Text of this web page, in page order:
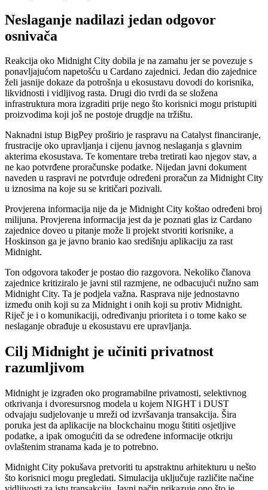
Neslaganje nadilazi jedan odgovor
osnivača
Reakcija oko Midnight City dobila je na zamahu jer se povezuje s
ponavljajućom napetošću u Cardano zajednici. Jedan dio zajednice
želi jasnije dokaze da potrošnja u ekosustavu dovodi do korisnika,
likvidnosti i vidljivog rasta. Drugi dio tvrdi da se složena
infrastruktura mora izgraditi prije nego što korisnici mogu pristupiti
proizvodima koji još ne postoje drugdje na tržištu.
Naknadni istup BigPey proširio je raspravu na Catalyst financiranje,
frustracije oko upravljanja i cijenu javnog neslaganja s glavnim
akterima ekosustava. Te komentare treba tretirati kao njegov stav, a
ne kao potvrđene proračunske podatke. Nijedan javni dokument
naveden u raspravi ne potvrđuje određeni proračun za Midnight City
u iznosima na koje su se kritičari pozivali.
Provjerena informacija nije da je Midnight City koštao određeni broj
milijuna. Provjerena informacija jest da je poznati glas iz Cardano
zajednice doveo u pitanje može li projekt stvoriti korisnike, a
Hoskinson ga je javno branio kao središnju aplikaciju za rast
Midnight.
Ton odgovora također je postao dio razgovora. Nekoliko članova
zajednice kritiziralo je javni stil razmjene, ne odbacujući nužno sam
Midnight City. Ta je podjela važna. Rasprava nije jednostavno
između onih koji su za Midnight i onih koji su protiv Midnight.
Riječ je i o komunikaciji, određivanju prioriteta i o tome kako se
neslaganje obrađuje u ekosustavu ere upravljanja.
Cilj Midnight je učiniti privatnost
razumljivom
Midnight je izgrađen oko programabilne privatnosti, selektivnog
otkrivanja i dvoresursnog modela u kojem NIGHT i DUST
odvajaju sudjelovanje u mreži od izvršavanja transakcija. Šira
poruka jest da aplikacije na blockchainu mogu štititi osjetljive
podatke, a ipak omogućiti da se određene informacije otkriju
ovlaštenim stranama kada je to potrebno.
Midnight City pokušava pretvoriti tu apstraktnu arhitekturu u nešto
što korisnici mogu pregledati. Simulacija uključuje različite načine